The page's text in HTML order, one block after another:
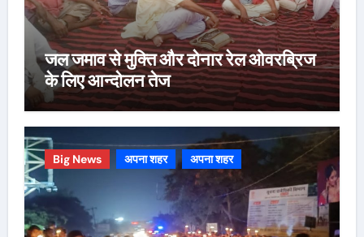
जल जमाव से मुक्ति और दोनार रेल ओवरब्रिज
के लिए आन्दोलन तेज
Big News अपना शहर अपना शहर